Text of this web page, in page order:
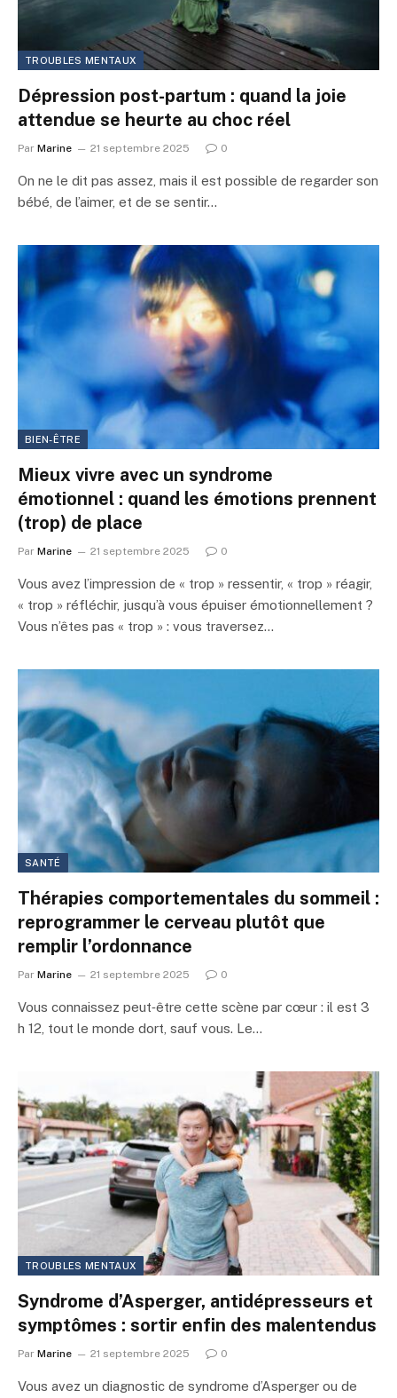
TROUBLES MENTAUX
Dépression post-partum : quand la joie
attendue se heurte au choc réel
Par Marine 21 septembre 2025 0
On ne le dit pas assez, mais il est possible de regarder son
bébé, de l’aimer, et de se sentir…
BIEN-ÊTRE
Mieux vivre avec un syndrome
émotionnel : quand les émotions prennent
(trop) de place
Par Marine 21 septembre 2025 0
Vous avez l’impression de « trop » ressentir, « trop » réagir,
« trop » réfléchir, jusqu’à vous épuiser émotionnellement ?
Vous n’êtes pas « trop » : vous traversez…
SANTÉ
Thérapies comportementales du sommeil :
reprogrammer le cerveau plutôt que
remplir l’ordonnance
Par Marine 21 septembre 2025 0
Vous connaissez peut‑être cette scène par cœur : il est 3
h 12, tout le monde dort, sauf vous. Le…
TROUBLES MENTAUX
Syndrome d’Asperger, antidépresseurs et
symptômes : sortir enfin des malentendus
Par Marine 21 septembre 2025 0
Vous avez un diagnostic de syndrome d’Asperger ou de